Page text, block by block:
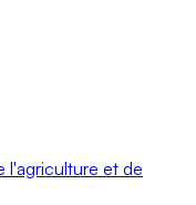
l'agriculture et de